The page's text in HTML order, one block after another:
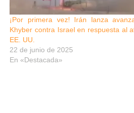
¡Por primera vez! Irán lanza
Khyber contra Israel en respuesta al
EE. UU.
22 de junio de 2025
En «Destacada»